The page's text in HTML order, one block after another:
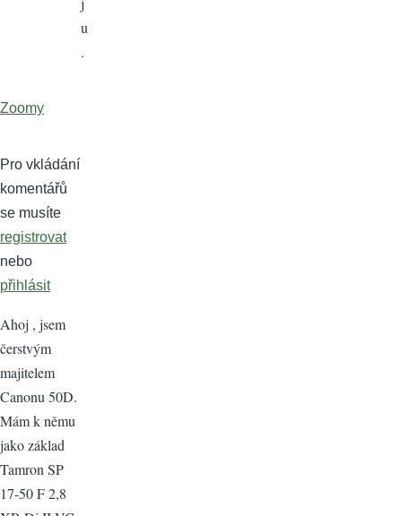
u
.
Zoomy
Pro vkládání
komentářů
se musíte
registrovat
nebo
přihlásit
Ahoj , jsem
čerstvým
majitelem
Canonu 50D.
Mám k němu
jako základ
Tamron SP
17-50 F 2,8